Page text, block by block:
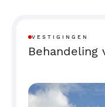
VESTIGINGEN
Behandeling